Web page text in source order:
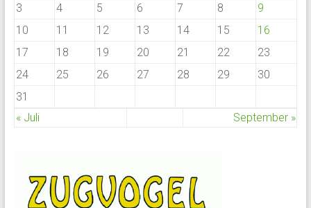
3
4 5 6 7 8
9
10
11 12 13 14 15
16
17
18 19 20 21 22
23
24
25 26 27 28 29
30
31
« Juli
September »